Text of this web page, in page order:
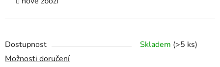
Dostupnost Skladem (>5 ks)
Možnosti doručení